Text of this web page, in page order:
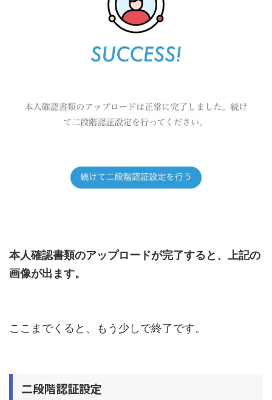
本人確認書類のアップロードが完了すると、上記の
画像が出ます。
ここまでくると、もう少しで終了です。
二段階認証設定